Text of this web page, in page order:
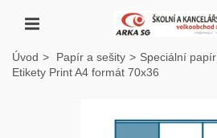
Úvod > Papír a sešity > Speciální papír
Etikety Print A4 formát 70x36